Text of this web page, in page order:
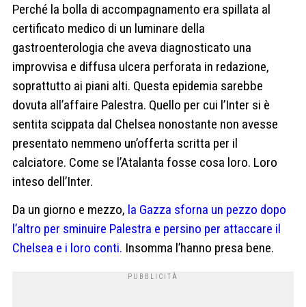
Perché la bolla di accompagnamento era spillata al
certificato medico di un luminare della
gastroenterologia che aveva diagnosticato una
improvvisa e diffusa ulcera perforata in redazione,
soprattutto ai piani alti. Questa epidemia sarebbe
dovuta all’affaire Palestra. Quello per cui l’Inter si è
sentita scippata dal Chelsea nonostante non avesse
presentato nemmeno un’offerta scritta per il
calciatore. Come se l’Atalanta fosse cosa loro. Loro
inteso dell’Inter.
Da un giorno e mezzo, la Gazza sforna un pezzo dopo
l’altro per sminuire Palestra e persino per attaccare il
Chelsea e i loro conti. Insomma l’hanno presa bene.